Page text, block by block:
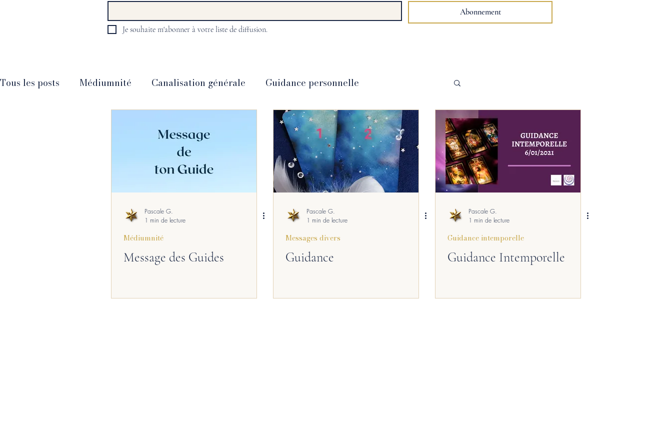
Abonnement
Je souhaite m'abonner à votre liste de diffusion.
Tous les posts Médiumnité Canalisation générale Guidance personnelle
Cartomancie hypnose Coaching
Psycho, Santé & Bien-Etre Energétique Promotions
Recommandation Coulisses Pensée
Pascale G.
1 min de lecture
Médiumnité
Message des Guides
Pascale G.
1 min de lecture
Messages divers
Guidance
Pascale G.
1 min de lecture
Guidance intemporelle
Guidance Intemporelle